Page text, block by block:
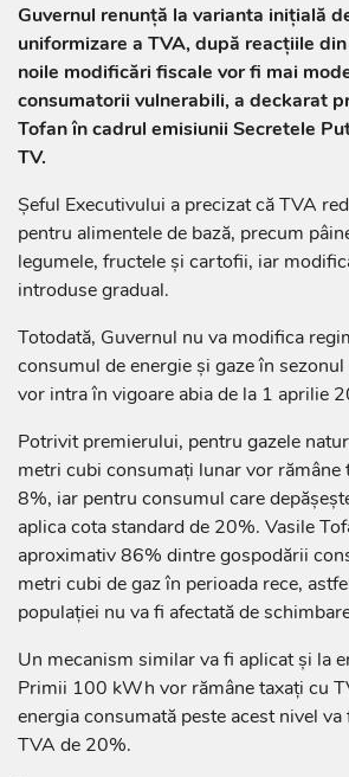
Guvernul renunță la varianta inițială
uniformizare a TVA, după reacțiile
noile modificări fiscale vor fi mai
consumatorii vulnerabili, a deckarat
Tofan în cadrul emisiunii Secretele
TV.
Șeful Executivului a precizat că TVA
pentru alimentele de bază, precum
legumele, fructele și cartofii, iar
introduse gradual.
Totodată, Guvernul nu va modifica
consumul de energie și gaze în
vor intra în vigoare abia de la 1 aprilie
Potrivit premierului, pentru gazele
metri cubi consumați lunar vor rămâne
8%, iar pentru consumul care
aplica cota standard de 20%. Vasile
aproximativ 86% dintre gospodării
metri cubi de gaz în perioada rece,
populației nu va fi afectată de
Un mecanism similar va fi aplicat și la
Primii 100 kWh vor rămâne taxați cu
energia consumată peste acest nivel
TVA de 20%.